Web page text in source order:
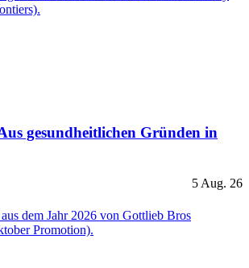
gesundheitlichen Gründen in
5 Aug. 26